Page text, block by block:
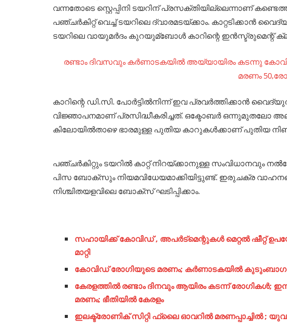
വന്നതോടെ സ്റ്റെപ്പിനി ടയറിന് പ്രസക്തിയില്ലെന്നാണ്
പഞ്ചര്‍കിറ്റ് വെച്ച്‌ ടയറിലെ ദ്വാരമടയ്ക്കാം.
ടയറിലെ വായുമര്‍ദം കുറയുമ്ബോള്‍ കാറിന്റെ ഇന്‍സ്ട്രുമെന്റ്
രണ്ടാം ദിവസവും കർണാടകയിൽ അയ്യായിരം കടന്നു
മരണം
കാറിന്റെ ഡി.സി. പോര്‍ട്ടില്‍നിന്ന് ഇവ പ്രവര്‍ത്തിക്കാന്‍
വിജ്ഞാപനമാണ് പ്രസിദ്ധീകരിച്ചത്. ഒക്ടോബര്‍ ഒന്നുമുതലോ
കിലോയില്‍താഴെ ഭാരമുള്ള പുതിയ കാറുകള്‍ക്കാണ് പുതിയ
പഞ്ചര്‍കിറ്റും ടയറില്‍ കാറ്റ് നിറയ്ക്കാനുള്ള സംവിധാനവും
പിസ ബോക്സും നിയമവിധേയമാക്കിയിട്ടുണ്ട്. ഇരുചക്ര
നിശ്ചിതയളവിലെ ബോക്സ് ഘടിപ്പിക്കാം.
സഹായിക്ക് കോവിഡ് , അപർട്മെന്റുകൾ മെറ്റൽ ഷീറ്റ്
മാറ്റി
കോവിഡ് രോഗിയുടെ മരണം; കര്‍ണാടകയില്‍
കേരളത്തിൽ രണ്ടാം ദിനവും ആയിരം കടന്ന് രോഗികള്‍;
മരണം; ഭീതിയില്‍ കേരളം
ഇലക്ട്രോണിക് സിറ്റി ഫ്ലൈ ഓവറിൽ മരണപ്പാച്ചിൽ ;